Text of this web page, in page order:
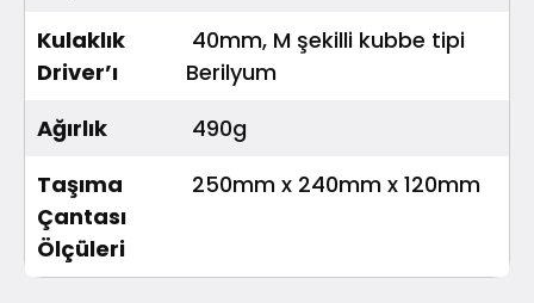
Kulaklık
Driver’ı
40mm, M şekilli kubbe tipi
Berilyum
Ağırlık
490g
Taşıma
Çantası
Ölçüleri
250mm x 240mm x 120mm